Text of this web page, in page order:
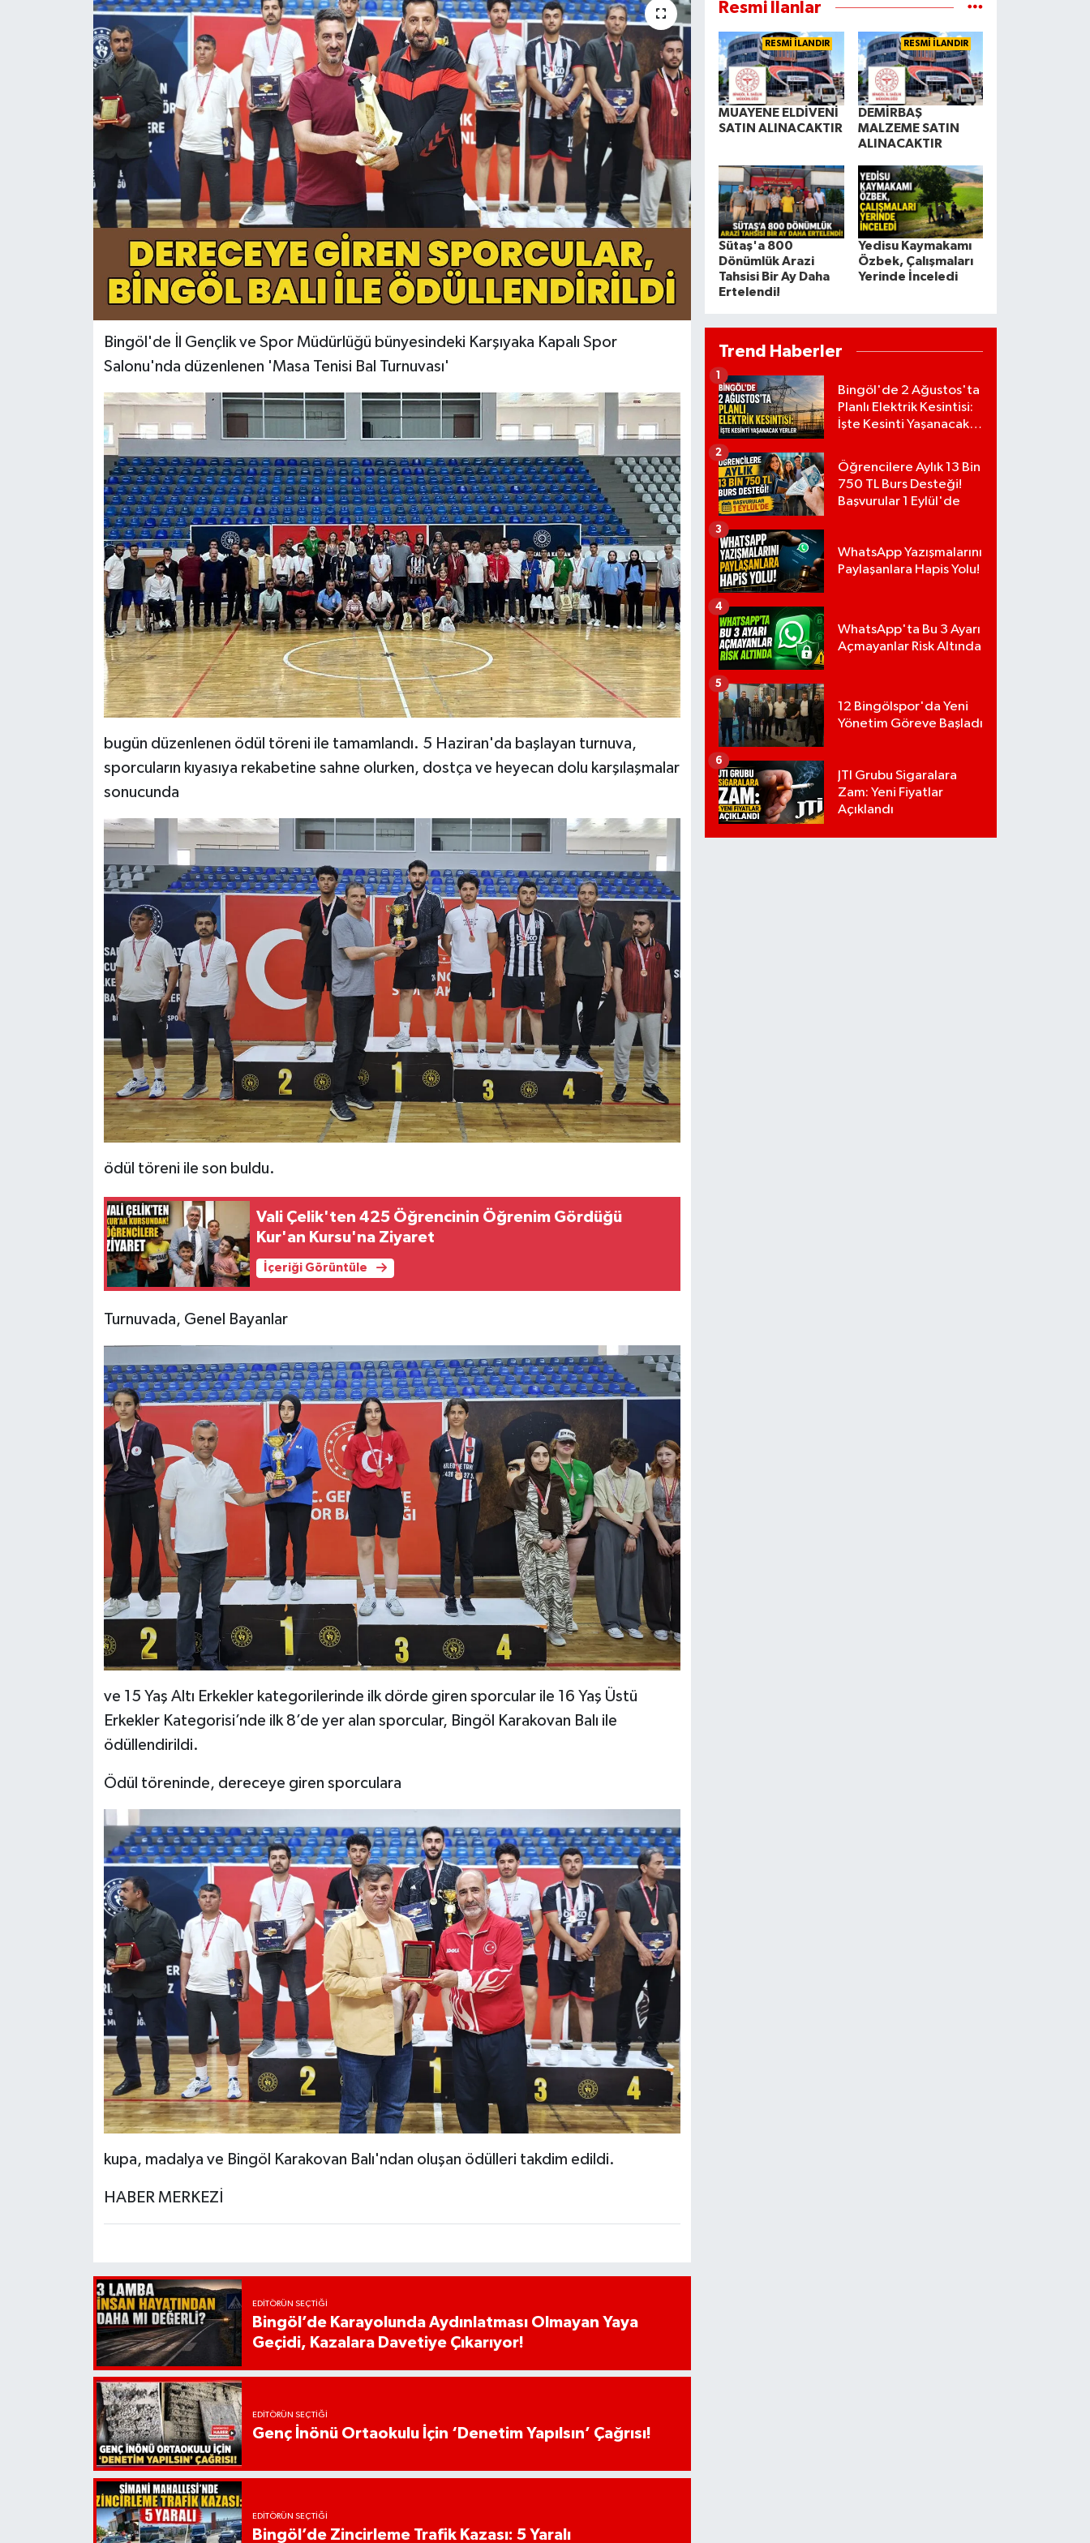
Bingöl'de İl Gençlik ve Spor Müdürlüğü bünyesindeki Karşıyaka Kapalı Spor
Salonu'nda düzenlenen 'Masa Tenisi Bal Turnuvası'
bugün düzenlenen ödül töreni ile tamamlandı. 5 Haziran'da başlayan turnuva,
sporcuların kıyasıya rekabetine sahne olurken, dostça ve heyecan dolu karşılaşmalar
sonucunda
ödül töreni ile son buldu.
Vali Çelik'ten 425 Öğrencinin Öğrenim Gördüğü
Kur'an Kursu'na Ziyaret
İçeriği Görüntüle
Turnuvada, Genel Bayanlar
ve 15 Yaş Altı Erkekler kategorilerinde ilk dörde giren sporcular ile 16 Yaş Üstü
Erkekler Kategorisi’nde ilk 8’de yer alan sporcular, Bingöl Karakovan Balı ile
ödüllendirildi.
Ödül töreninde, dereceye giren sporculara
kupa, madalya ve Bingöl Karakovan Balı'ndan oluşan ödülleri takdim edildi.
HABER MERKEZİ
EDITÖRÜN SEÇTIĞI
Bingöl’de Karayolunda Aydınlatması Olmayan Yaya
Geçidi, Kazalara Davetiye Çıkarıyor!
EDITÖRÜN SEÇTIĞI
Genç İnönü Ortaokulu İçin ‘Denetim Yapılsın’ Çağrısı!
EDITÖRÜN SEÇTIĞI
Bingöl’de Zincirleme Trafik Kazası: 5 Yaralı
Resmi İlanlar
RESMİ İLANDIR
MUAYENE ELDİVENİ
SATIN ALINACAKTIR
RESMİ İLANDIR
DEMİRBAŞ
MALZEME SATIN
ALINACAKTIR
Sütaş'a 800
Dönümlük Arazi
Tahsisi Bir Ay Daha
Ertelendi!
Yedisu Kaymakamı
Özbek, Çalışmaları
Yerinde İnceledi
Trend Haberler
Bingöl'de 2 Ağustos'ta
Planlı Elektrik Kesintisi:
İşte Kesinti Yaşanacak
1
Öğrencilere Aylık 13 Bin
750 TL Burs Desteği!
Başvurular 1 Eylül'de
2
WhatsApp Yazışmalarını
Paylaşanlara Hapis Yolu!
3
WhatsApp'ta Bu 3 Ayarı
Açmayanlar Risk Altında
4
12 Bingölspor'da Yeni
Yönetim Göreve Başladı
5
JTI Grubu Sigaralara
Zam: Yeni Fiyatlar
Açıklandı
6
MERKEZ
RESMİ İLANLAR
YAYLADERE